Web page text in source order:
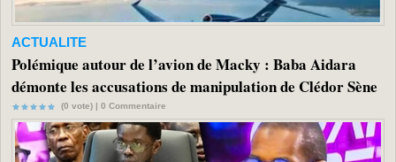
ACTUALITE
Polémique autour de l’avion de Macky : Baba Aidara
démonte les accusations de manipulation de Clédor Sène
(0 vote) | 0 Commentaire